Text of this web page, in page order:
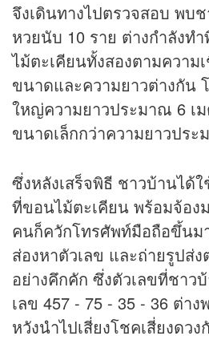
จึงเดินทางไปตรวจสอบ พบ
หวยนับ 10 ราย ต่างกำลังท
ไม้ตะเคียนทั้งสองตามควา
ขนาดและความยาวต่างกัน
ใหญ่ความยาวประมาณ 6 เ
ขนาดเล็กกว่าความยาวประ
ซึ่งหลังเสร็จพิธี ชาวบ้านได้
ที่ขอนไม้ตะเคียน พร้อมจ้อง
คนก็ควักโทรศัพท์มือถือขึ้นม
ส่องหาตัวเลข และถ่ายรูปส่
อย่างคึกคัก ซึ่งตัวเลขที่ชาว
เลข 457 - 75 - 35 - 36 ต่า
หวังนำไปเสี่ยงโชคเสี่ยงดว